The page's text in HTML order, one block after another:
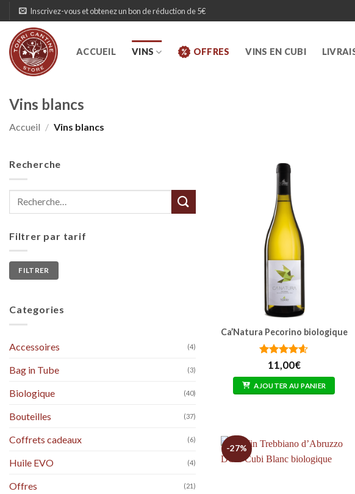
to
content
Inscrivez-vous et obtenez un bon de réduction de 5€
ACCUEIL VINS OFFRES VINS EN CUBI
Vins blancs
Accueil / Vins blancs
Recherche
Recherche
Filtrer par tarif
Prix
min
Prix
maxFILTRER
Categories
Accessoires (4)
Bag in Tube (3)
Biologique (40)
Bouteilles (37)
Coffrets cadeaux (6)
Huile EVO (4)
Offres (21)
Ca’Natura Pecorino biologique
Note4.57
sur 5
11,00€
AJOUTER AU PANIER
-27%